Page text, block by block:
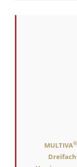
MULTIVA®